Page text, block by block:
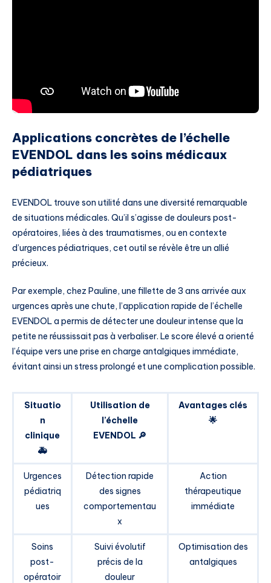
Applications concrètes de l’échelle
EVENDOL dans les soins médicaux
pédiatriques
EVENDOL trouve son utilité dans une diversité remarquable
de situations médicales. Qu’il s’agisse de douleurs post-
opératoires, liées à des traumatismes, ou en contexte
d’urgences pédiatriques, cet outil se révèle être un allié
précieux.
Par exemple, chez Pauline, une fillette de 3 ans arrivée aux
urgences après une chute, l’application rapide de l’échelle
EVENDOL a permis de détecter une douleur intense que la
petite ne réussissait pas à verbaliser. Le score élevé a orienté
l’équipe vers une prise en charge antalgiques immédiate,
évitant ainsi un stress prolongé et une complication possible.
Situatio
n
clinique
🚑
Utilisation de
l’échelle
EVENDOL 🔎
Avantages clés
🌟
Urgences
pédiatriq
ues
Détection rapide
des signes
comportementau
x
Action
thérapeutique
immédiate
Soins
post-
opératoir
Suivi évolutif
précis de la
douleur
Optimisation des
antalgiques